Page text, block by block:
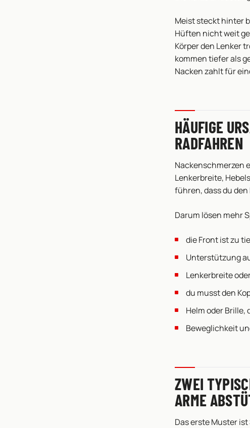
Meist steckt hinter
Hüften nicht weit
Körper den Lenker
kommen tiefer als
Nacken zahlt für
HÄUFIGE
RADFAHREN
Nackenschmerzen
Lenkerbreite,
führen, dass du
Darum lösen mehr
die Front ist zu
Unterstützung
Lenkerbreite
du musst den
Helm oder
Beweglichkeit
ZWEI
ARME
Das erste Muster